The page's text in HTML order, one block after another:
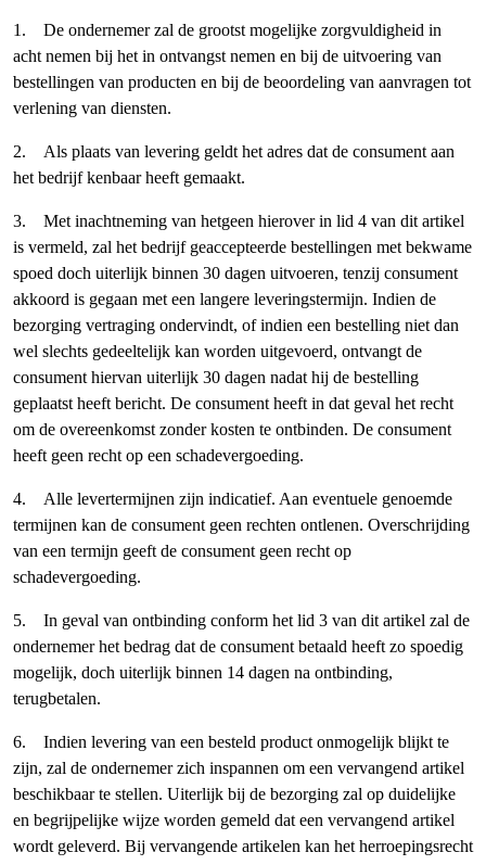
1. De ondernemer zal de grootst mogelijke zorgvuldigheid in
acht nemen bij het in ontvangst nemen en bij de uitvoering van
bestellingen van producten en bij de beoordeling van aanvragen tot
verlening van diensten.
2. Als plaats van levering geldt het adres dat de consument aan
het bedrijf kenbaar heeft gemaakt.
3. Met inachtneming van hetgeen hierover in lid 4 van dit artikel
is vermeld, zal het bedrijf geaccepteerde bestellingen met bekwame
spoed doch uiterlijk binnen 30 dagen uitvoeren, tenzij consument
akkoord is gegaan met een langere leveringstermijn. Indien de
bezorging vertraging ondervindt, of indien een bestelling niet dan
wel slechts gedeeltelijk kan worden uitgevoerd, ontvangt de
consument hiervan uiterlijk 30 dagen nadat hij de bestelling
geplaatst heeft bericht. De consument heeft in dat geval het recht
om de overeenkomst zonder kosten te ontbinden. De consument
heeft geen recht op een schadevergoeding.
4. Alle levertermijnen zijn indicatief. Aan eventuele genoemde
termijnen kan de consument geen rechten ontlenen. Overschrijding
van een termijn geeft de consument geen recht op
schadevergoeding.
5. In geval van ontbinding conform het lid 3 van dit artikel zal de
ondernemer het bedrag dat de consument betaald heeft zo spoedig
mogelijk, doch uiterlijk binnen 14 dagen na ontbinding,
terugbetalen.
6. Indien levering van een besteld product onmogelijk blijkt te
zijn, zal de ondernemer zich inspannen om een vervangend artikel
beschikbaar te stellen. Uiterlijk bij de bezorging zal op duidelijke
en begrijpelijke wijze worden gemeld dat een vervangend artikel
wordt geleverd. Bij vervangende artikelen kan het herroepingsrecht